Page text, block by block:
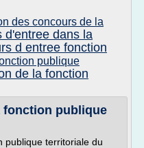
des concours de la
d'entree dans la
d entree fonction
publique
de la fonction
fonction publique
publique territoriale du